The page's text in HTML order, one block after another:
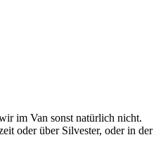
im Van sonst natürlich nicht.
oder über Silvester, oder in der